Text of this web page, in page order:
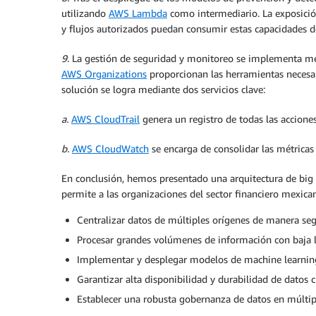
utilizando AWS Lambda como intermediario. La
y flujos autorizados puedan consumir estas capacidades
9. La gestión de seguridad y monitoreo se implementa
AWS Organizations proporcionan las herramientas
solución se logra mediante dos servicios clave:
a. AWS CloudTrail genera un registro de todas las
b. AWS CloudWatch se encarga de consolidar las
En conclusión, hemos presentado una arquitectura de
permite a las organizaciones del sector financiero
Centralizar datos de múltiples orígenes de manera
Procesar grandes volúmenes de información con
Implementar y desplegar modelos de machine
Garantizar alta disponibilidad y durabilidad de datos
Establecer una robusta gobernanza de datos en